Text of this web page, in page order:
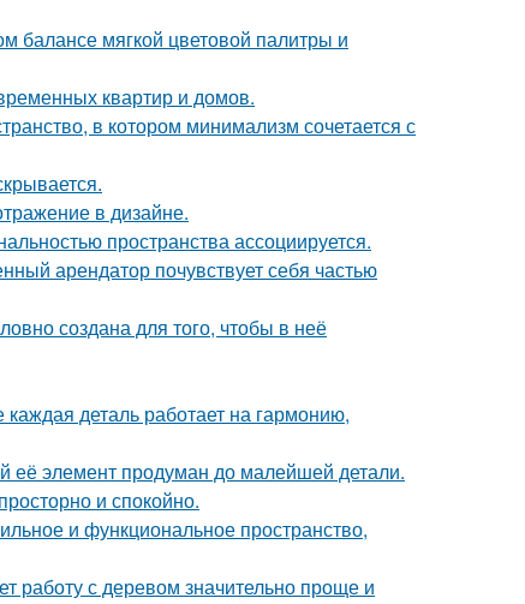
балансе мягкой цветовой палитры и
квартир и домов.
в котором минимализм сочетается с
в дизайне.
пространства ассоциируется.
арендатор почувствует себя частью
создана для того, чтобы в неё
деталь работает на гармонию,
её элемент продуман до малейшей детали.
и спокойно.
и функциональное пространство,
работу с деревом значительно проще и